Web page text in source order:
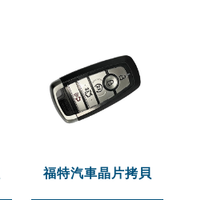
福特汽車晶片拷貝